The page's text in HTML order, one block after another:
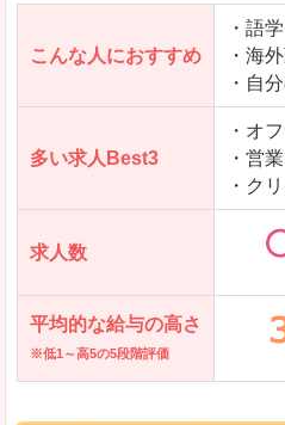
こんな人におすすめ
・語
・海
・自
多い求人Best3
・オ
・営業
・ク
求人数
平均的な給与の高さ
※低1～高5の5段階評価